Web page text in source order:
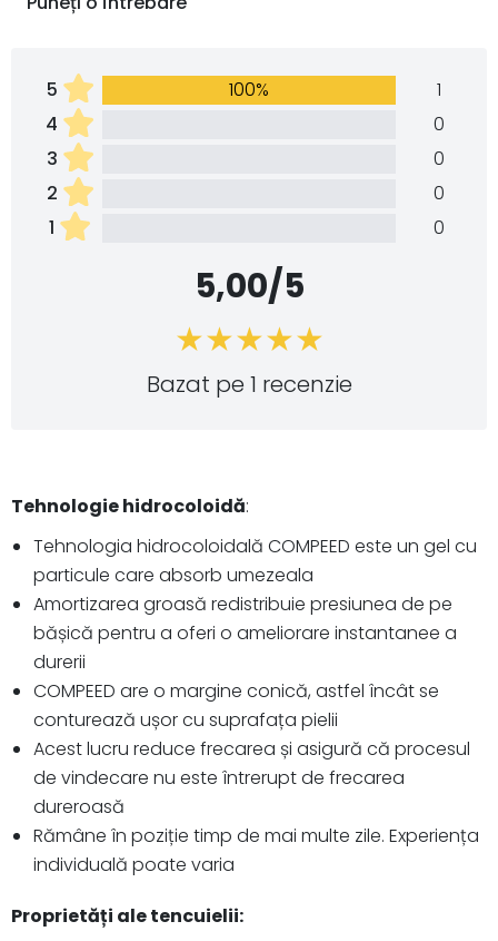
5 100%
1
4
0
3
0
2
0
1
0
5,00/5
Bazat pe 1 recenzie
Tehnologie hidrocoloidă:
Tehnologia hidrocoloidală COMPEED este un gel cu
particule care absorb umezeala
Amortizarea groasă redistribuie presiunea de pe
bășică pentru a oferi o ameliorare instantanee a
durerii
COMPEED are o margine conică, astfel încât se
conturează ușor cu suprafața pielii
Acest lucru reduce frecarea și asigură că procesul
de vindecare nu este întrerupt de frecarea
dureroasă
Rămâne în poziție timp de mai multe zile. Experiența
individuală poate varia
Proprietăți ale tencuielii: